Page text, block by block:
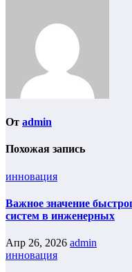
От admin
Похожая запись
инновация
Важное значение
систем в инженерных
Апр 26, 2026 admin
инновация